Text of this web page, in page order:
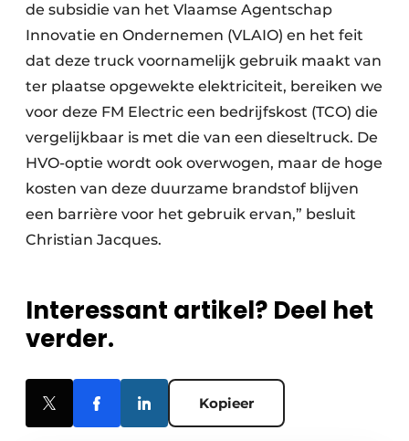
de subsidie van het Vlaamse Agentschap
Innovatie en Ondernemen (VLAIO) en het feit
dat deze truck voornamelijk gebruik maakt van
ter plaatse opgewekte elektriciteit, bereiken we
voor deze FM Electric een bedrijfskost (TCO) die
vergelijkbaar is met die van een dieseltruck. De
HVO-optie wordt ook overwogen, maar de hoge
kosten van deze duurzame brandstof blijven
een barrière voor het gebruik ervan,” besluit
Christian Jacques.
Interessant artikel? Deel het
verder.
Kopieer